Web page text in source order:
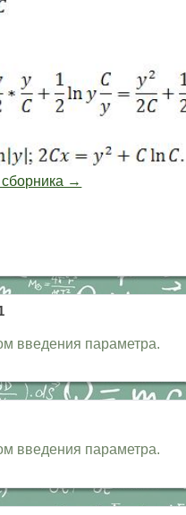
сборника →
введения параметра.
введения параметра.